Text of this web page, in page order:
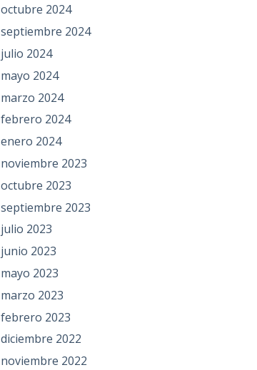
octubre 2024
septiembre 2024
julio 2024
mayo 2024
marzo 2024
febrero 2024
enero 2024
noviembre 2023
octubre 2023
septiembre 2023
julio 2023
junio 2023
mayo 2023
marzo 2023
febrero 2023
diciembre 2022
noviembre 2022